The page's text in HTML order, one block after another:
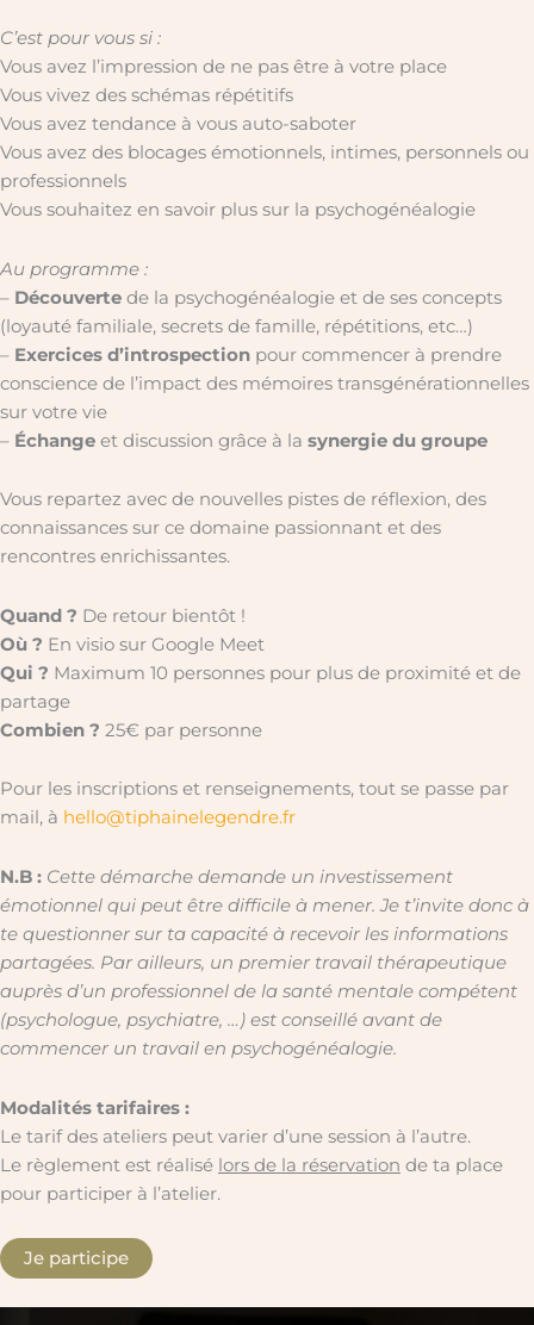
C’est pour vous si :
Vous avez l’impression de ne pas être à votre place
Vous vivez des schémas répétitifs
Vous avez tendance à vous auto-saboter
Vous avez des blocages émotionnels, intimes, personnels ou
professionnels
Vous souhaitez en savoir plus sur la psychogénéalogie
Au programme :
– Découverte de la psychogénéalogie et de ses concepts
(loyauté familiale, secrets de famille, répétitions, etc…)
– Exercices d’introspection pour commencer à prendre
conscience de l’impact des mémoires transgénérationnelles
sur votre vie
– Échange et discussion grâce à la synergie du groupe
Vous repartez avec de nouvelles pistes de réflexion, des
connaissances sur ce domaine passionnant et des
rencontres enrichissantes.
Quand ? De retour bientôt !
Où ? En visio sur Google Meet
Qui ? Maximum 10 personnes pour plus de proximité et de
partage
Combien ? 25€ par personne
Pour les inscriptions et renseignements, tout se passe par
mail, à hello@tiphainelegendre.fr
N.B : Cette démarche demande un investissement
émotionnel qui peut être difficile à mener. Je t’invite donc à
te questionner sur ta capacité à recevoir les informations
partagées. Par ailleurs, un premier travail thérapeutique
auprès d’un professionnel de la santé mentale compétent
(psychologue, psychiatre, …) est conseillé avant de
commencer un travail en psychogénéalogie.
Modalités tarifaires :
Le tarif des ateliers peut varier d’une session à l’autre.
Le règlement est réalisé lors de la réservation de ta place
pour participer à l’atelier.
Je participe